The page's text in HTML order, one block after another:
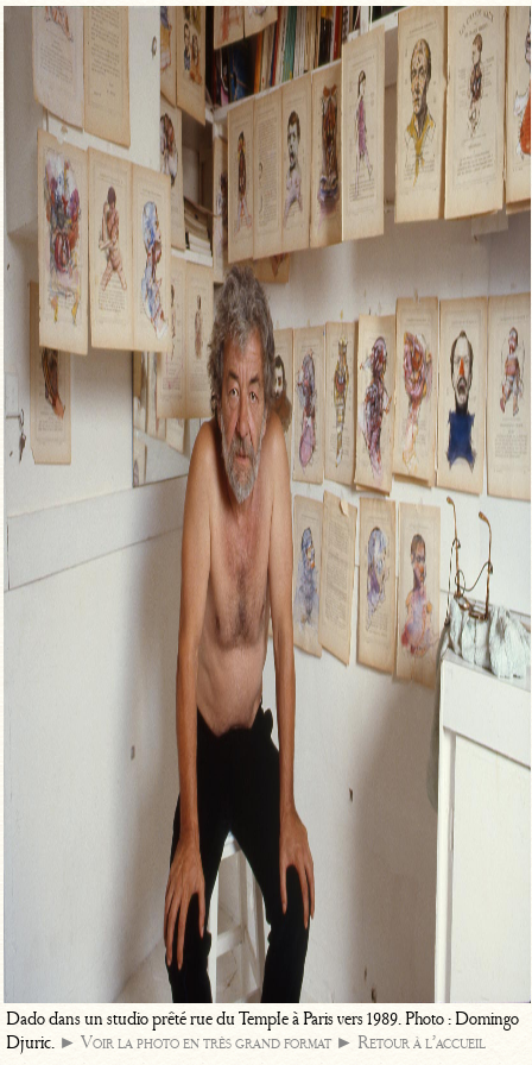
Dado dans un studio prêté rue du Temple à Paris vers 1989. Photo : Domingo
Djuric. ► Voir la photo en très grand format ► Retour à l’accueil